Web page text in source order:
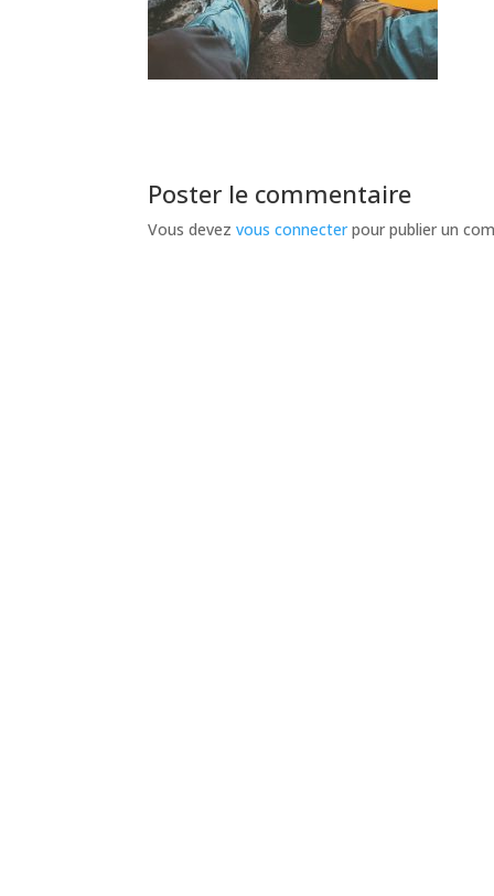
Poster le commentaire
Vous devezvous connecterpour publier un